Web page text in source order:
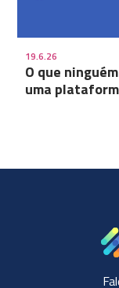
19.6.26
O que
uma